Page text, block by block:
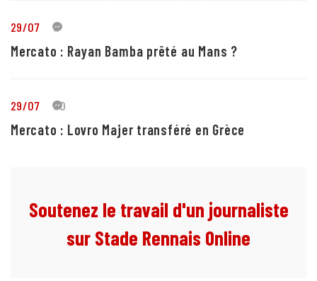
29/07 1
Mercato : Rayan Bamba prêté au Mans ?
29/07 10
Mercato : Lovro Majer transféré en Grèce
Soutenez le travail d'un journaliste
sur Stade Rennais Online